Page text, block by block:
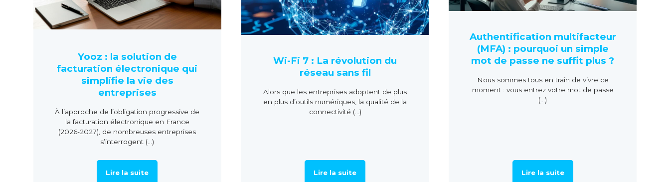
Yooz : la solution de
facturation électronique qui
simplifie la vie des
entreprises
À l’approche de l’obligation progressive de
la facturation électronique en France
(2026-2027), de nombreuses entreprises
s’interrogent (...)
Lire la suite
Wi-Fi 7 : La révolution du
réseau sans fil
Alors que les entreprises adoptent de plus
en plus d’outils numériques, la qualité de la
connectivité (...)
Lire la suite
Authentification multifacteur
(MFA) : pourquoi un simple
mot de passe ne suffit plus ?
Nous sommes tous en train de vivre ce
moment : vous entrez votre mot de passe
(...)
Lire la suite